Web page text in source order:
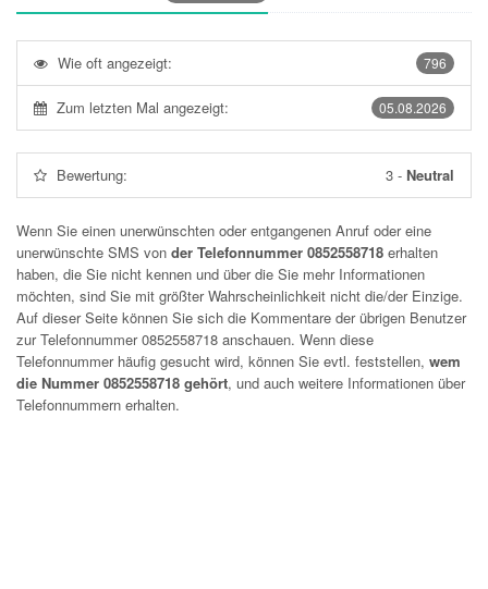
796
Wie oft angezeigt:
05.08.2026
Zum letzten Mal angezeigt:
Bewertung: 3 - Neutral
Wenn Sie einen unerwünschten oder entgangenen Anruf oder eine
unerwünschte SMS von der Telefonnummer 0852558718 erhalten
haben, die Sie nicht kennen und über die Sie mehr Informationen
möchten, sind Sie mit größter Wahrscheinlichkeit nicht die/der Einzige.
Auf dieser Seite können Sie sich die Kommentare der übrigen Benutzer
zur Telefonnummer0852558718 anschauen. Wenn diese
Telefonnummer häufig gesucht wird, können Sie evtl. feststellen, wem
die Nummer 0852558718 gehört, und auch weitere Informationen über
Telefonnummern erhalten.